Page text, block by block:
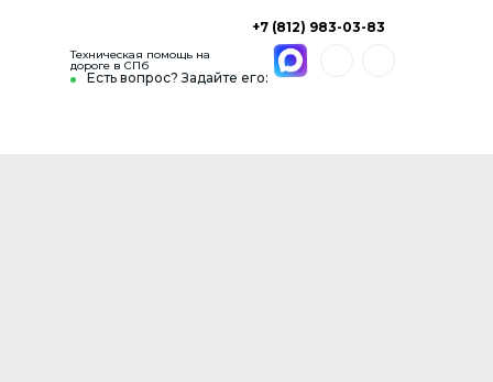
Есть вопрос? Задайте его:
+7 (812) 983-03-83
Техническая помощь на
дороге в СПб